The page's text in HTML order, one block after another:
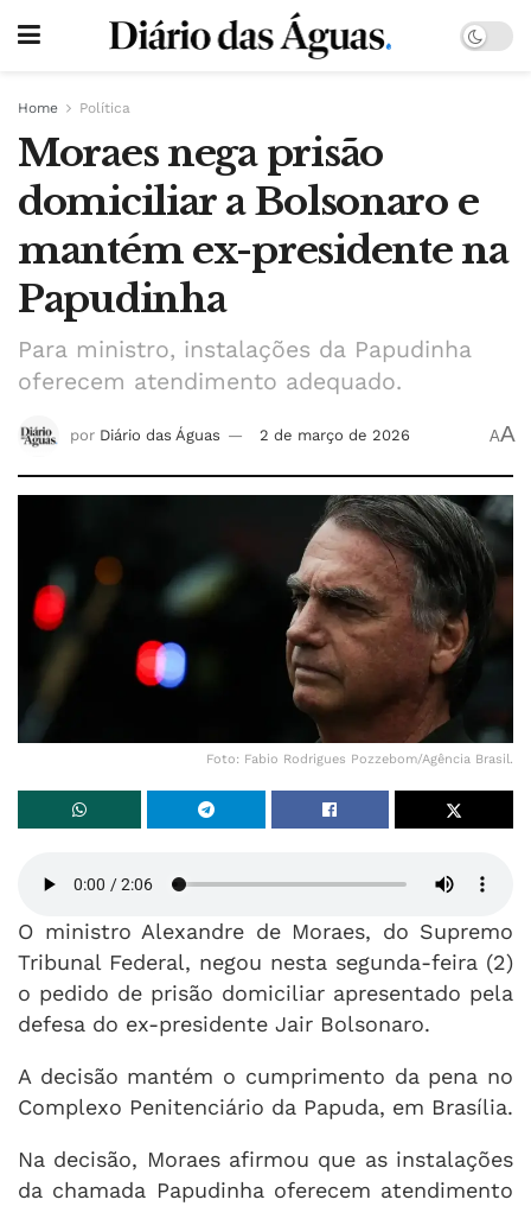
Home Política
Moraes nega prisão
domiciliar a Bolsonaro e
mantém ex-presidente na
Papudinha
Para ministro, instalações da Papudinha
oferecem atendimento adequado.
por Diário das Águas 2 de março de 2026 AA
Foto: Fabio Rodrigues Pozzebom/Agência Brasil.
O ministro Alexandre de Moraes, do Supremo
Tribunal Federal, negou nesta segunda-feira (2)
o pedido de prisão domiciliar apresentado pela
defesa do ex-presidente Jair Bolsonaro.
A decisão mantém o cumprimento da pena no
Complexo Penitenciário da Papuda, em Brasília.
Na decisão, Moraes afirmou que as instalações
da chamada Papudinha oferecem atendimento